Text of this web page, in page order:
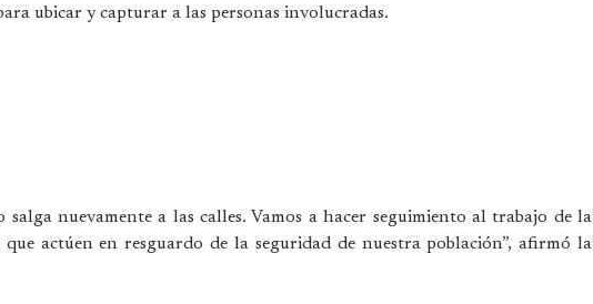
ubicar y capturar a las personas involucradas.
salga nuevamente a las calles. Vamos a hacer seguimiento al trabajo de la
que actúen en resguardo de la seguridad de nuestra población”, afirmó la